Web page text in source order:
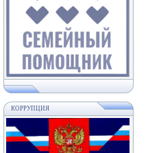
КОРРУПЦИЯ